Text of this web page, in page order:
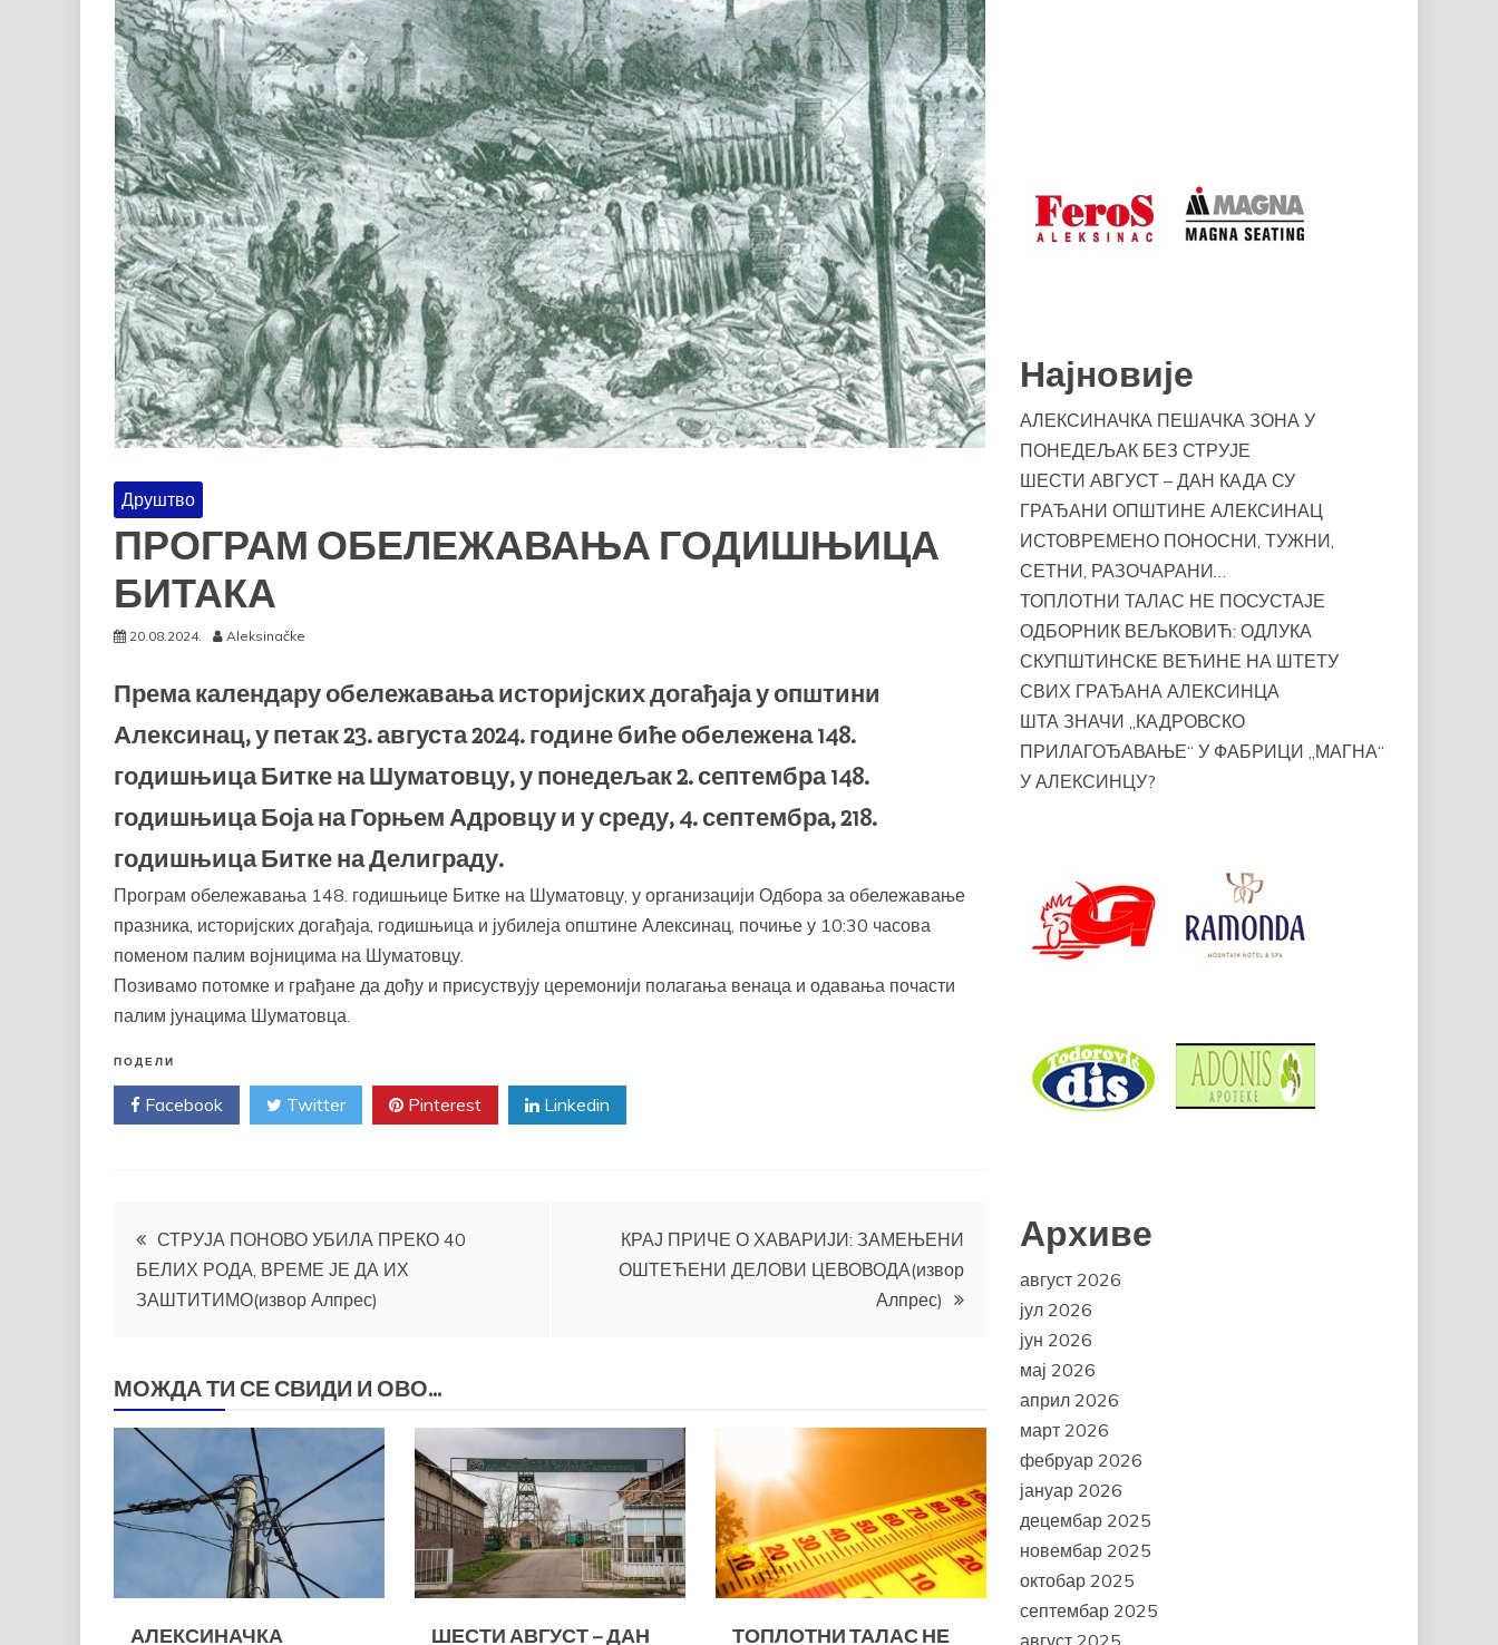
Друштво
ПРОГРАМ ОБЕЛЕЖАВАЊА ГОДИШЊИЦА
БИТАКА
20.08.2024. Aleksinačke
Према календару обележавања историјских догађаја у општини
Алексинац, у петак 23. августа 2024. године биће обележена 148.
годишњица Битке на Шуматовцу, у понедељак 2. септембра 148.
годишњица Боја на Горњем Адровцу и у среду, 4. септембра, 218.
годишњица Битке на Делиграду.
Програм обележавања 148. годишњице Битке на Шуматовцу, у организацији Одбора за обележавање
празника, историјских догађаја, годишњица и јубилеја општине Алексинац, почиње у 10:30 часова
поменом палим војницима на Шуматовцу.
Позивамо потомке и грађане да дођу и присуствују церемонији полагања венаца и одавања почасти
палим јунацима Шуматовца.
ПОДЕЛИ
Facebook Twitter Pinterest Linkedin
Кретање
чланка
СТРУЈА ПОНОВО УБИЛА ПРЕКО 40
БЕЛИХ РОДА, ВРЕМЕ ЈЕ ДА ИХ
ЗАШТИТИМО(извор Алпрес)
КРАЈ ПРИЧЕ О ХАВАРИЈИ: ЗАМЕЊЕНИ
ОШТЕЋЕНИ ДЕЛОВИ ЦЕВОВОДА(извор
Алпрес)
МОЖДА ТИ СЕ СВИДИ И ОВО...
АЛЕКСИНАЧКА
ШЕСТИ АВГУСТ – ДАН
ТОПЛОТНИ ТАЛАС НЕ
Најновије
АЛЕКСИНАЧКА ПЕШАЧКА ЗОНА У
ПОНЕДЕЉАК БЕЗ СТРУЈЕ
ШЕСТИ АВГУСТ – ДАН КАДА СУ
ГРАЂАНИ ОПШТИНЕ АЛЕКСИНАЦ
ИСТОВРЕМЕНО ПОНОСНИ, ТУЖНИ,
СЕТНИ, РАЗОЧАРАНИ…
ТОПЛОТНИ ТАЛАС НЕ ПОСУСТАЈЕ
ОДБОРНИК ВЕЉКОВИЋ: ОДЛУКА
СКУПШТИНСКЕ ВЕЋИНЕ НА ШТЕТУ
СВИХ ГРАЂАНА АЛЕКСИНЦА
ШТА ЗНАЧИ „КАДРОВСКО
ПРИЛАГОЂАВАЊЕ“ У ФАБРИЦИ „МАГНА“
У АЛЕКСИНЦУ?
Архиве
август 2026
јул 2026
јун 2026
мај 2026
април 2026
март 2026
фебруар 2026
јануар 2026
децембар 2025
новембар 2025
октобар 2025
септембар 2025
август 2025